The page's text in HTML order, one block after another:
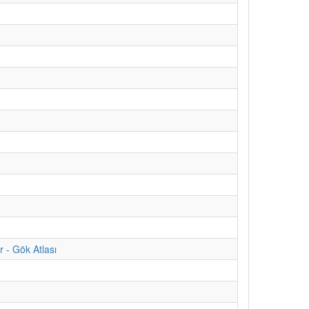
- Gök Atlası